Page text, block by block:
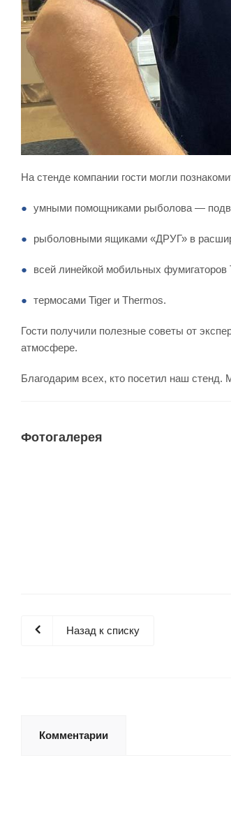
На стенде компании гости могли
умными помощниками рыболова —
рыболовными ящиками «ДРУГ» в
всей линейкой мобильных
термосами Tiger и Thermos.
Гости получили полезные советы от
атмосфере.
Благодарим всех, кто посетил наш
Фотогалерея
Назад к списку
Комментарии